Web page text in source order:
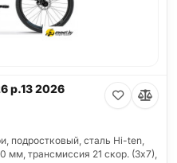
р.13 2026
подростковый, сталь Hi-ten,
мм, трансмиссия 21 скор. (3х7),